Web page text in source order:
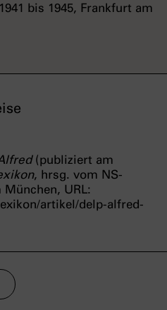
bis 1945, Frankfurt am
(publiziert am
, hrsg. vom NS-
URL:
artikel/delp-alfred-